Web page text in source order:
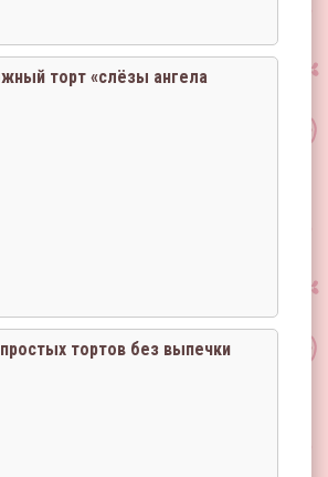
торт «слёзы ангела
тортов без выпечки